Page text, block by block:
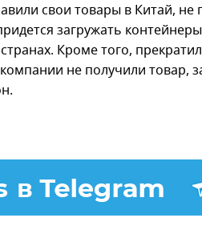
свои товары в Китай, не
загружать
Кроме того,
не получили товар,